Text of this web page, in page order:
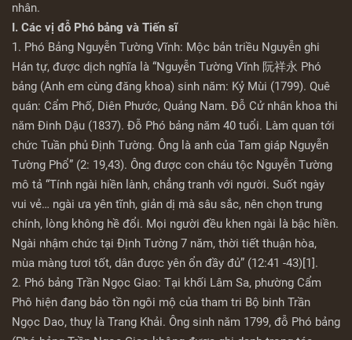
nhân.
I. Các vị đỗ Phó bảng và Tiến sĩ
1. Phó Bảng Nguyễn Tường Vĩnh: Mộc bản triều Nguyễn ghi
Hán tự, được dịch nghĩa là “Nguyễn Tường Vĩnh 阮祥永 Phó
bảng (Anh em cùng đăng khoa) sinh năm: Kỷ Mùi (1799). Quê
quán: Cẩm Phố, Diên Phước, Quảng Nam. Đỗ Cử nhân khoa thi
năm Đinh Dậu (1837). Đỗ Phó bảng năm 40 tuổi. Làm quan tới
chức Tuần phủ Định Tường. Ông là anh của Tam giáp Nguyễn
Tường Phổ” (2: 19,43). Ông được con cháu tộc Nguyễn Tường
mô tả “Tính ngài hiền lành, chẳng tranh với người. Suốt ngày
vui vẻ… ngài ưa yên tĩnh, giản dị mà sâu sắc, nên chọn trung
chính, lòng không hề đổi. Mọi người đều khen ngài là bậc hiền.
Ngài nhậm chức tại Định Tường 7 năm, thời tiết thuận hòa,
mùa màng tươi tốt, dân được yên ổn đầy đủ” (12:41 -43)[1].
2. Phó bảng Trần Ngọc Giao: Tại khối Lâm Sa, phường Cẩm
Phô hiện đang bảo tồn ngôi mộ của tham tri Bộ binh Trần
Ngọc Dao, thuỵ là Trang Khải. Ông sinh năm 1799, đỗ Phó bảng